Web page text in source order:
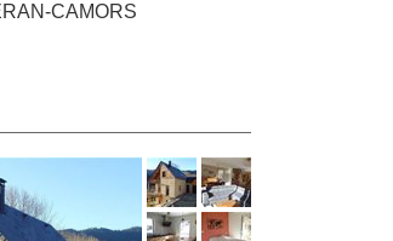
CAMORS